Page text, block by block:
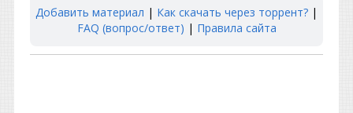
Добавить материал | Как скачать через торрент? |
FAQ (вопрос/ответ) | Правила сайта